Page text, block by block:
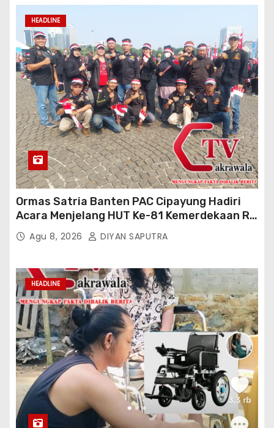
HEADLINE
Ormas Satria Banten PAC Cipayung Hadiri
Acara Menjelang HUT Ke-81 Kemerdekaan RI
Di Silang Monas
Agu 8, 2026 DIYAN SAPUTRA
HEADLINE